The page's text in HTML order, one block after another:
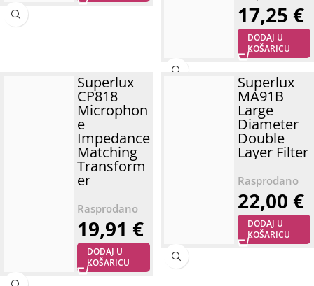
17,25 €
DODAJ U
KOŠARICU
Superlux
CP818
Microphon
e
Impedance
Matching
Transform
er
19,91 €
DODAJ U
KOŠARICU
Superlux
MA91B
Large
Diameter
Double
Layer Filter
22,00 €
DODAJ U
KOŠARICU